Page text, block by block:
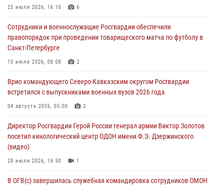
семинар по вопросам развития вневедомственной охраны
06 августа 2026, 14:47 10 1
В Брянске сотрудники и военнослужащие Росгвардии почтили
память Героя России Олега Визнюка
В кинологическом центре Уральского округа Росгвардии почтили
память товарищей, погибших при исполнении воинского долга
В Центральном округе Росгвардии прошли мероприятия к
108‑летию генерала армии И.К. Яковлева
06 августа 2026, 13:24
23 июля 2026, 16:10 6
Сотрудники и военнослужащие Росгвардии обеспечили
правопорядок при проведении товарищеского матча по футболу в
Санкт-Петербурге
13 июля 2026, 08:08 2
Врио командующего Северо-Кавказским округом Росгвардии
встретился с выпускниками военных вузов 2026 года
04 августа 2026, 05:00 2
Директор Росгвардии Герой России генерал армии Виктор Золотов
посетил кинологический центр ОДОН имени Ф.Э. Дзержинского
(видео)
28 июля 2026, 16:50 1
В ОГВ(с) завершилась служебная командировка сотрудников ОМОН